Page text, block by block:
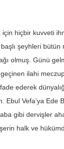
hiçbir kuvveti
şeyhleri
olmuş. Günü
ilahi
ederek
Ebul Vefa’ya
gibi dervişler
halk ve